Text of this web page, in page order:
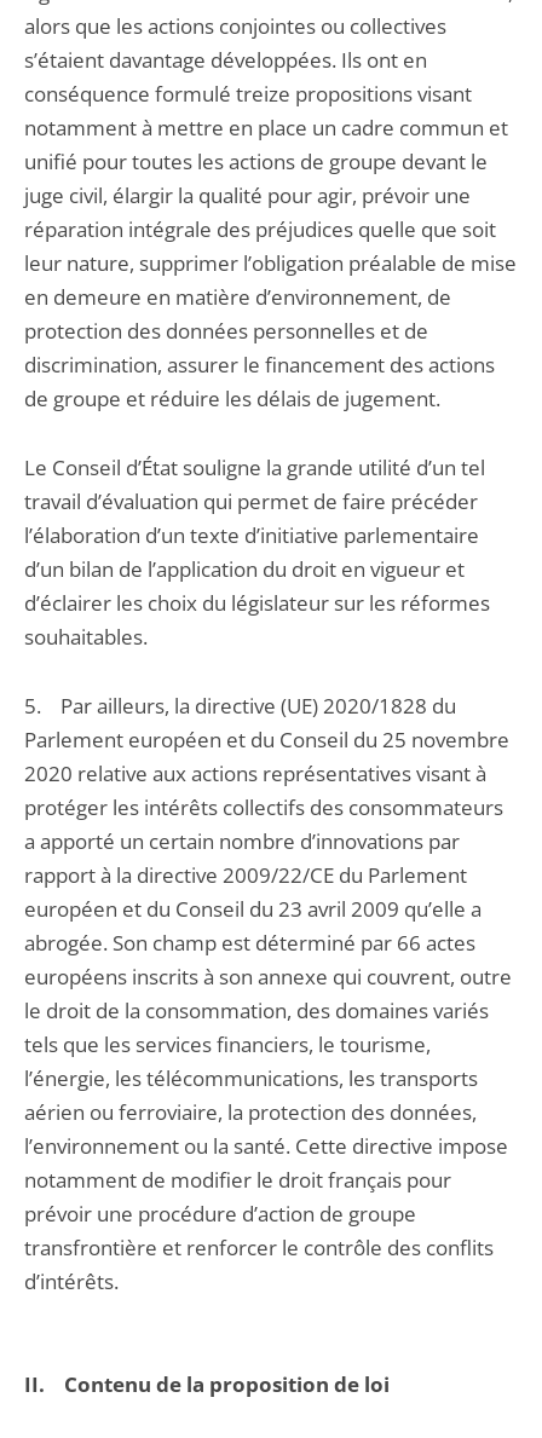
alors que les actions conjointes ou collectives
s’étaient davantage développées. Ils ont en
conséquence formulé treize propositions visant
notamment à mettre en place un cadre commun et
unifié pour toutes les actions de groupe devant le
juge civil, élargir la qualité pour agir, prévoir une
réparation intégrale des préjudices quelle que soit
leur nature, supprimer l’obligation préalable de mise
en demeure en matière d’environnement, de
protection des données personnelles et de
discrimination, assurer le financement des actions
de groupe et réduire les délais de jugement.
Le Conseil d’État souligne la grande utilité d’un tel
travail d’évaluation qui permet de faire précéder
l’élaboration d’un texte d’initiative parlementaire
d’un bilan de l’application du droit en vigueur et
d’éclairer les choix du législateur sur les réformes
souhaitables.
5. Par ailleurs, la directive (UE) 2020/1828 du
Parlement européen et du Conseil du 25 novembre
2020 relative aux actions représentatives visant à
protéger les intérêts collectifs des consommateurs
a apporté un certain nombre d’innovations par
rapport à la directive 2009/22/CE du Parlement
européen et du Conseil du 23 avril 2009 qu’elle a
abrogée. Son champ est déterminé par 66 actes
européens inscrits à son annexe qui couvrent, outre
le droit de la consommation, des domaines variés
tels que les services financiers, le tourisme,
l’énergie, les télécommunications, les transports
aérien ou ferroviaire, la protection des données,
l’environnement ou la santé. Cette directive impose
notamment de modifier le droit français pour
prévoir une procédure d’action de groupe
transfrontière et renforcer le contrôle des conflits
d’intérêts.
II. Contenu de la proposition de loi